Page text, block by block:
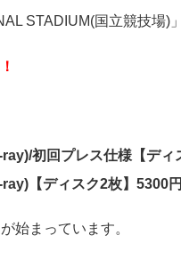
STADIUM(国立競技場
初回プレス仕様【ディ
【ディスク2枚】5300円
始まっています。